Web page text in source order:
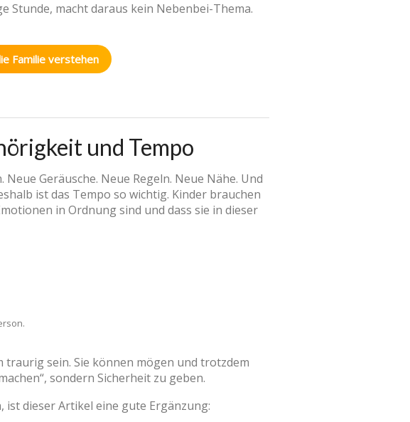
Stunde, macht daraus kein Nebenbei-Thema.
Familie verstehen
und Tempo
Geräusche. Neue Regeln. Neue Nähe. Und
ist das Tempo so wichtig. Kinder brauchen
in Ordnung sind und dass sie in dieser
sein. Sie können mögen und trotzdem
sondern Sicherheit zu geben.
ist dieser Artikel eine gute Ergänzung: